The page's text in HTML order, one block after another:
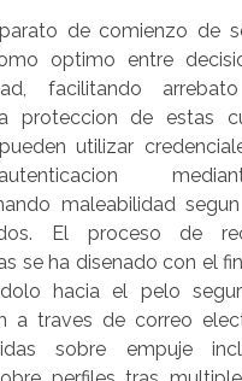
de comienzo de
optimo entre
facilitando
proteccion de estas
utilizar
maleabilidad
El proceso de
se ha disenado con el
hacia el pelo
a traves de correo
sobre empuje